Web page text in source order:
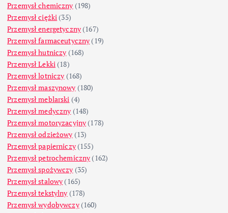
Przemysł chemiczny (198)
Przemysł ciężki (35)
Przemysł energetyczny (167)
Przemysł farmaceutyczny (19)
Przemysł hutniczy (168)
Przemysł Lekki (18)
Przemysł lotniczy (168)
Przemysł maszynowy (180)
Przemysł meblarski (4)
Przemysł medyczny (148)
Przemysł motoryzacyjny (178)
Przemysł odzieżowy (13)
Przemysł papierniczy(155)
Przemysł petrochemiczny (162)
Przemysł spożywczy (35)
Przemysł stalowy (165)
Przemysł tekstylny (178)
Przemysł wydobywczy(160)